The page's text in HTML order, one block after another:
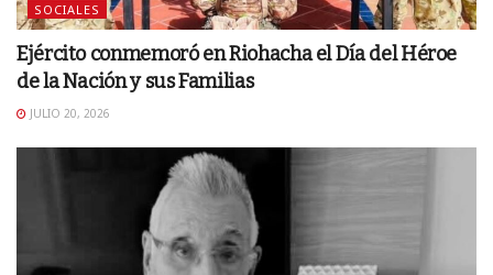
SOCIALES
Ejército conmemoró en Riohacha el Día del Héroe
de la Nación y sus Familias
JULIO 20, 2026